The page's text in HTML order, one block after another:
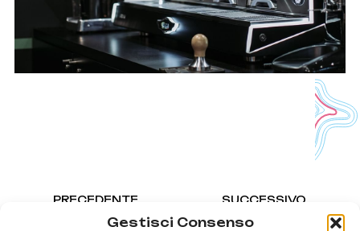
Gestisci Consenso
PRECEDENTE
Spazzol plastica
SUCCESSIVO
STORM